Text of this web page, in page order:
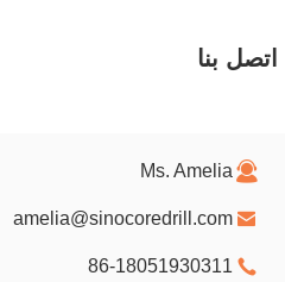
اتصل بنا
Ms. Amelia
amelia@sinocoredrill.com
86-18051930311